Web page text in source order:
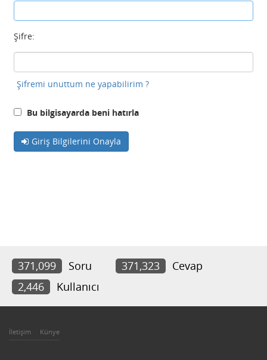
Şifre:
Şifremi unuttum ne yapabilirim ?
Bu bilgisayarda beni hatırla
Giriş Bilgilerini Onayla
371,099 Soru 371,323
Cevap
2,446
Kullanıcı
İletişim Künye